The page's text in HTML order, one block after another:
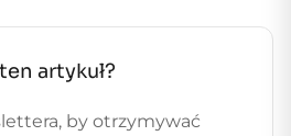
artykuł?
by otrzymywać